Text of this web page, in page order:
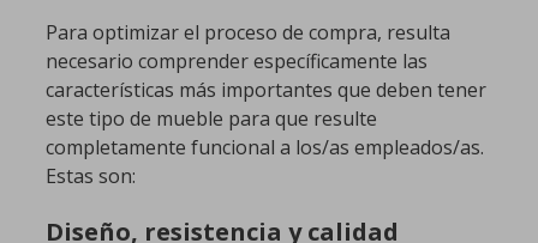
Para optimizar el proceso de compra, resulta
necesario comprender específicamente las
características más importantes que deben tener
este tipo de mueble para que resulte
completamente funcional a los/as empleados/as.
Estas son:
Diseño, resistencia y calidad